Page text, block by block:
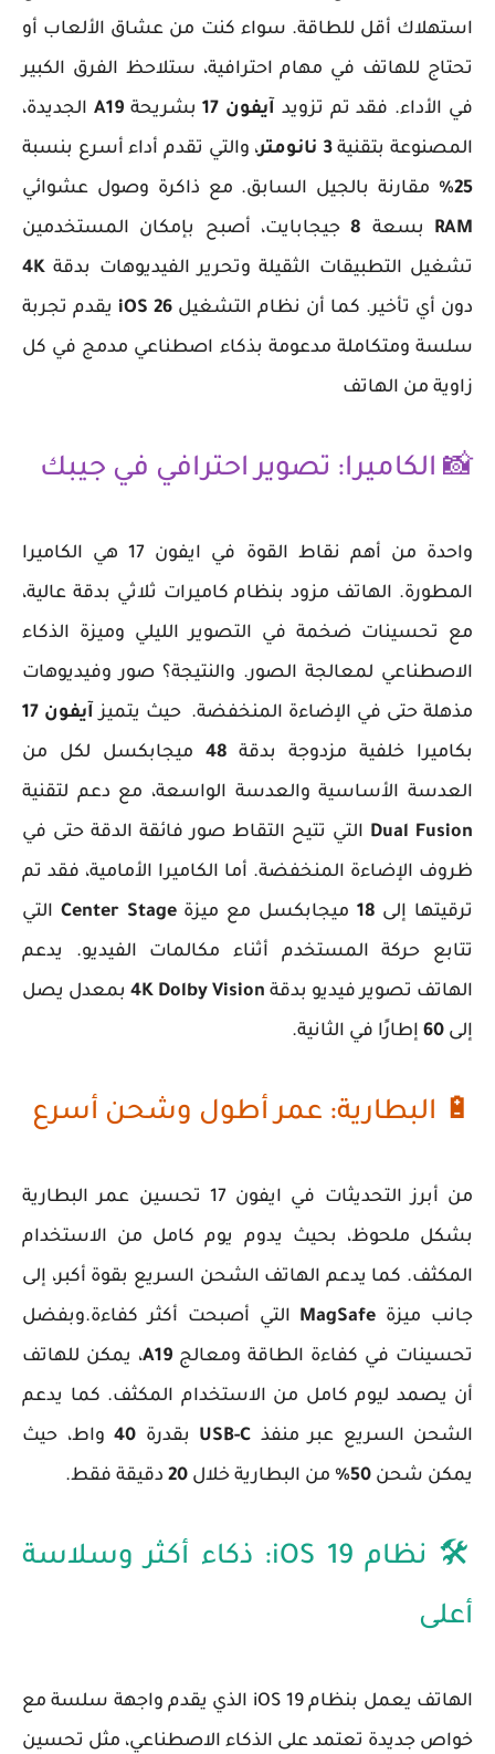
استهلاك أقل للطاقة. سواء كنت من عشاق الألعاب أو
تحتاج للهاتف في مهام احترافية، ستلاحظ الفرق الكبير
في الأداء. فقد تم تزويد آيفون 17 بشريحةA19 الجديدة،
المصنوعة بتقنية3 نانومتر
، والتي تقدم أداء أسرع بنسبة
25%
مقارنة بالجيل السابق. مع ذاكرة وصول عشوائي
RAM بسعة 8 جيجابايت، أصبح بإمكان المستخدمين
تشغيل التطبيقات الثقيلة وتحرير الفيديوهات بدقة 4K
دون أي تأخير. كما أن نظام التشغيل iOS 26 يقدم تجربة
سلسة ومتكاملة مدعومة بذكاء اصطناعي مدمج في كل
زاوية من الهاتف
📸 الكاميرا: تصوير احترافي في جيبك
واحدة من أهم نقاط القوة في ايفون 17
هي الكاميرا
المطورة. الهاتف مزود بنظام كاميرات ثلاثي بدقة عالية،
مع تحسينات ضخمة في التصوير الليلي وميزة الذكاء
الاصطناعي لمعالجة الصور. والنتيجة؟ صور وفيديوهات
مذهلة حتى في الإضاءة المنخفضة. حيث يتميز آيفون 17
بكاميرا خلفية مزدوجة بدقة 48 ميجابكسل لكل من
العدسة الأساسية والعدسة الواسعة، مع دعم لتقنية
Dual Fusion التي تتيح التقاط صور فائقة الدقة حتى في
ظروف الإضاءة المنخفضة. أما الكاميرا الأمامية، فقد تم
ترقيتها إلى 18 ميجابكسل مع ميزةCenter Stage التي
تتابع حركة المستخدم أثناء مكالمات الفيديو. يدعم
الهاتف تصوير فيديو بدقة 4K Dolby Vision بمعدل يصل
إلى 60 إطارًا في الثانية.
🔋 البطارية: عمر أطول وشحن أسرع
من أبرز التحديثات في ايفون 17
تحسين عمر البطارية
بشكل ملحوظ، بحيث يدوم يوم كامل من الاستخدام
المكثف. كما يدعم الهاتف الشحن السريع بقوة أكبر، إلى
جانب ميزة MagSafe التي أصبحت أكثر كفاءة.وبفضل
تحسينات في كفاءة الطاقة ومعالج A19، يمكن للهاتف
أن يصمد ليوم كامل من الاستخدام المكثف. كما يدعم
الشحن السريع عبر منفذ USB-C بقدرة 40 واط، حيث
يمكن شحن 50% من البطارية خلال 20 دقيقة فقط.
🛠️ نظام iOS 19: ذكاء أكثر وسلاسة
أعلى
الهاتف يعمل بنظام iOS 19 الذي يقدم واجهة سلسة مع
خواص جديدة تعتمد على الذكاء الاصطناعي، مثل تحسين